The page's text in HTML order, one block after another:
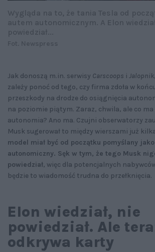
Jak donoszą m.in. serwisy Carscoops i Jalopnik
zależy ponoć od tego, czy firma zdoła w
przeszkody na drodze do osiągnięcia
na poziomie piątym. Zaraz, chwila, ale co ma
autonomia? Ano ma. Czujni obserwatorzy
Musk sugerował to między wierszami już
model miał być od początku pomyślany
autonomiczny. Sęk w tym, że tego Musk
powiedział, więc dla potencjalnych
będzie to wiadomość trudna do przełknięcia.
Elon wiedział, nie
powiedział. Ale
odkrywa karty